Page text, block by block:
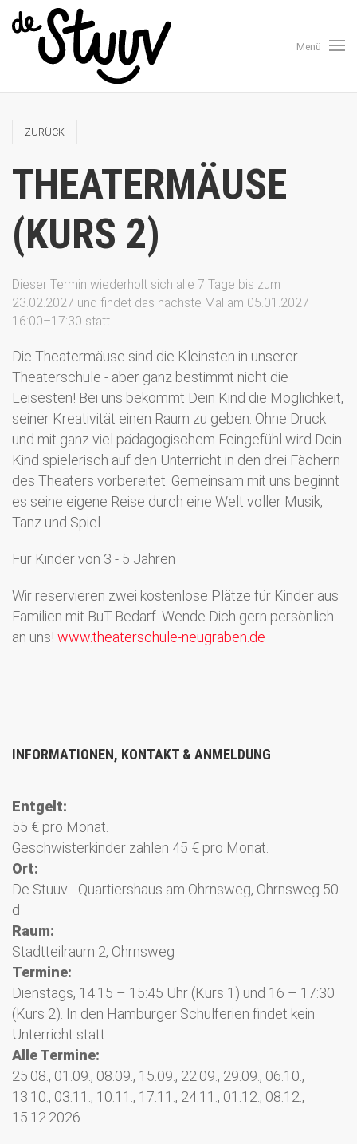
Menü
ZURÜCK
THEATERMÄUSE
(KURS 2)
Dieser Termin wiederholt sich alle 7 Tage bis zum
23.02.2027 und findet das nächste Mal am 05.01.2027
16:00–17:30 statt.
Die Theatermäuse sind die Kleinsten in unserer
Theaterschule - aber ganz bestimmt nicht die
Leisesten! Bei uns bekommt Dein Kind die Möglichkeit,
seiner Kreativität einen Raum zu geben. Ohne Druck
und mit ganz viel pädagogischem Feingefühl wird Dein
Kind spielerisch auf den Unterricht in den drei Fächern
des Theaters vorbereitet. Gemeinsam mit uns beginnt
es seine eigene Reise durch eine Welt voller Musik,
Tanz und Spiel.
Für Kinder von 3 - 5 Jahren
Wir reservieren zwei kostenlose Plätze für Kinder aus
Familien mit BuT-Bedarf. Wende Dich gern persönlich
an uns! www.theaterschule-neugraben.de
INFORMATIONEN, KONTAKT & ANMELDUNG
Entgelt:
55 € pro Monat.
Geschwisterkinder zahlen 45 € pro Monat.
Ort:
De Stuuv - Quartiershaus am Ohrnsweg, Ohrnsweg 50
d
Raum:
Stadtteilraum 2, Ohrnsweg
Termine:
Dienstags, 14:15 – 15:45 Uhr (Kurs 1) und 16 – 17:30
(Kurs 2). In den Hamburger Schulferien findet kein
Unterricht statt.
Alle Termine:
25.08., 01.09., 08.09., 15.09., 22.09., 29.09., 06.10.,
13.10., 03.11., 10.11., 17.11., 24.11., 01.12., 08.12.,
15.12.2026